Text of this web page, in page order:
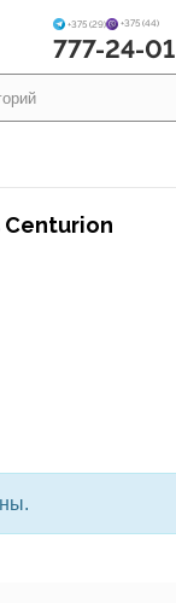
+375 (29) +375 (44)
777-24-01
Centurion